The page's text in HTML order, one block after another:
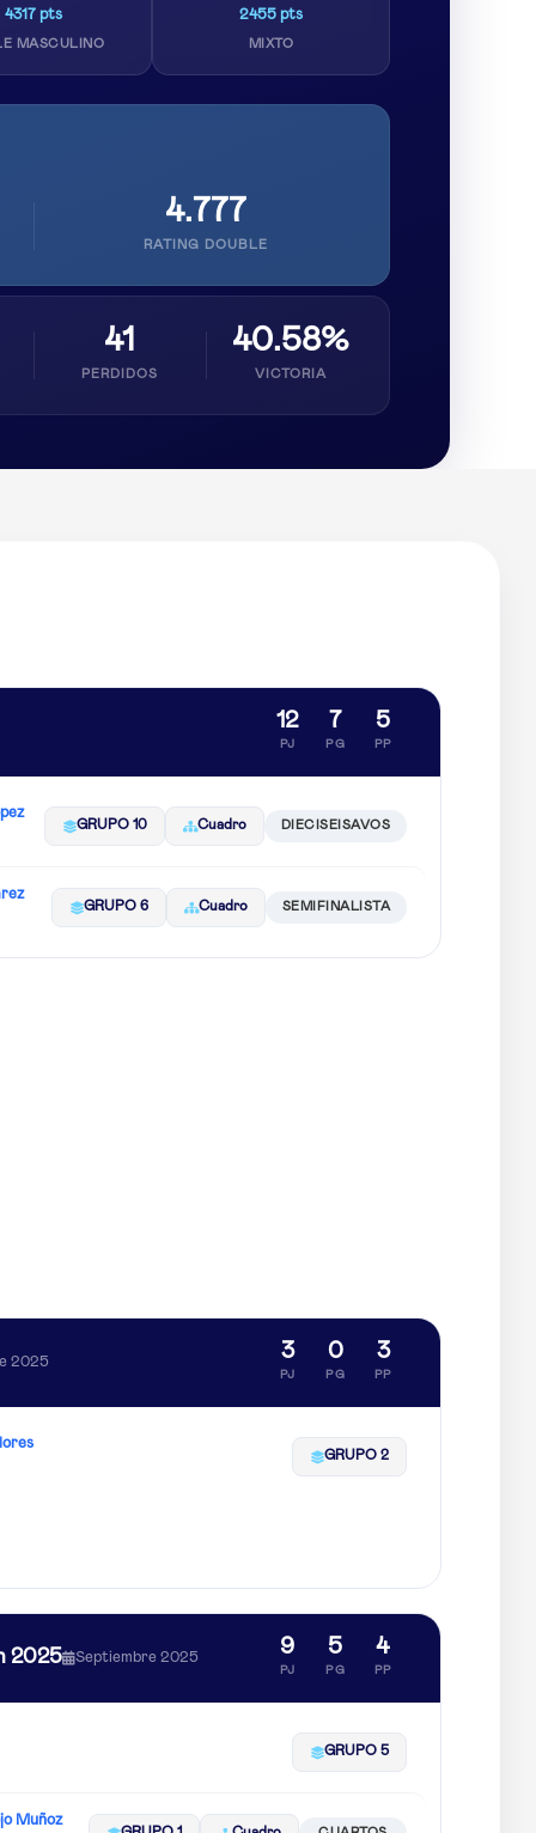
4317 pts
MASCULINO
2455 pts
MIXTO
4.777
RATING DOUBLE
41
PERDIDOS
40.58%
VICTORIA
12
PJ
7
PG
5
PP
GRUPO 10 Cuadro DIECISEISAVOS
GRUPO 6 Cuadro SEMIFINALISTA
2025 3
PJ
0
PG
3
PP
GRUPO 2
2025 Septiembre 2025 9
PJ
5
PG
4
PP
GRUPO 5
Muñoz